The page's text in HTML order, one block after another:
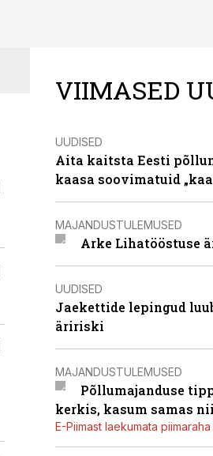
VIIMASED
UUDISED
Aita kaitsta Eesti
kaasa soovimatuid
MAJANDUSTULEMUSED
Arke Lihatööstuse
UUDISED
Jaekettide lepingud
äririski
MAJANDUSTULEMUSED
Põllumajanduse
kerkis, kasum samas
E-Piimast laekumata